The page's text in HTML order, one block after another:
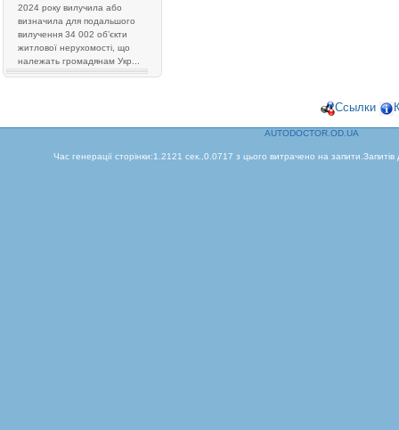
2024 року вилучила або
визначила для подальшого
вилучення 34 002 об’єкти
житлової нерухомості, що
належать громадянам Укр...
Ссылки
AUTODOCTOR.OD.UA
Час генерації сторінки:1.2121 сек.,0.0717 з цього витрачено на